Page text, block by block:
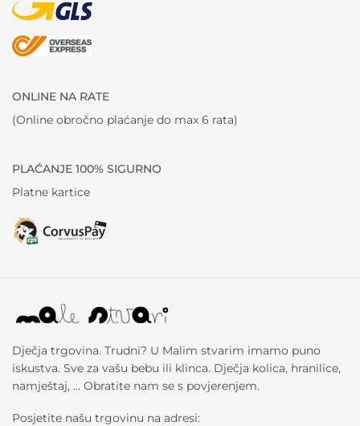
ONLINE NA RATE
(Online obročno plaćanje do max 6 rata)
PLAĆANJE 100% SIGURNO
Platne kartice
Dječja trgovina. Trudni? U Malim stvarim imamo puno
iskustva. Sve za vašu bebu ili klinca. Dječja kolica, hranilice,
namještaj, … Obratite nam se s povjerenjem.
Posjetite našu trgovinu na adresi: